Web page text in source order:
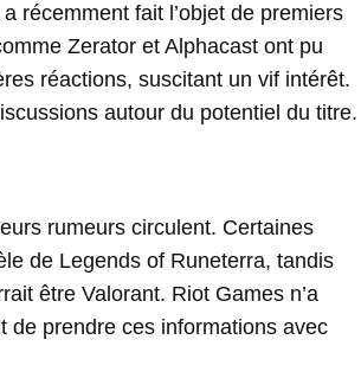
récemment fait l’objet de premiers
Zerator et Alphacast ont pu
réactions, suscitant un vif intérêt.
autour du potentiel du titre.
rumeurs circulent. Certaines
de Legends of Runeterra, tandis
être Valorant. Riot Games n’a
de prendre ces informations avec